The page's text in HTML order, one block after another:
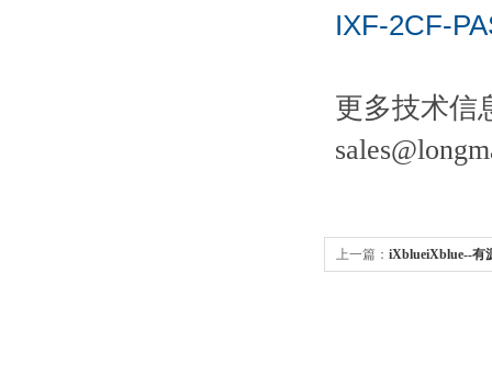
IXF-2CF-
更多技术信
上一篇： iXblueiXblue--有